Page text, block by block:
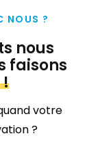
NOUS ?
nous
faisons
!
votre
?